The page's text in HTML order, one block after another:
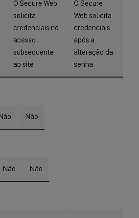
O Secure Web
solicita
credenciais no
acesso
subsequente
ao site
O Secure
Web solicita
credenciais
após a
alteração da
senha
Não
Não Não